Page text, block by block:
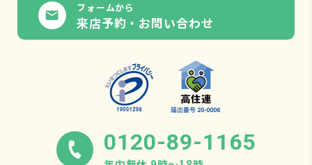
フォームから
来店予約・お問い合わせ
0120-89-1165